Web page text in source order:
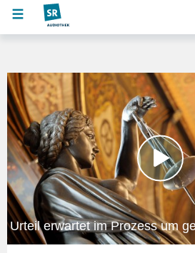
Urteil erwartet im Prozess um